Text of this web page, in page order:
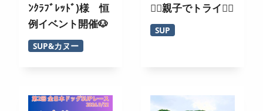
ﾝｸﾗﾌﾞﾚｯﾄﾞ)様 恒
例イベント開催🐶
SUP&カヌー
🏄‍♀️親子でトライ🚣‍♂️
SUP